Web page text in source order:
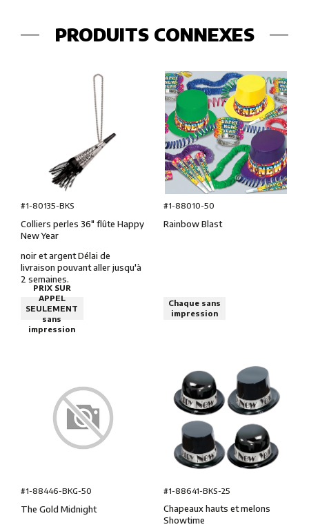
PRODUITS CONNEXES
#1-80135-BKS
Colliers perles 36″ flûte Happy
New Year
noir et argent Délai de
livraison pouvant aller jusqu'à
2 semaines.
PRIX SUR
APPEL
SEULEMENT
sans
impression
#1-88010-50
Rainbow Blast
Chaque sans
impression
#1-88446-BKG-50
The Gold Midnight
#1-88641-BKS-25
Chapeaux hauts et melons
Showtime